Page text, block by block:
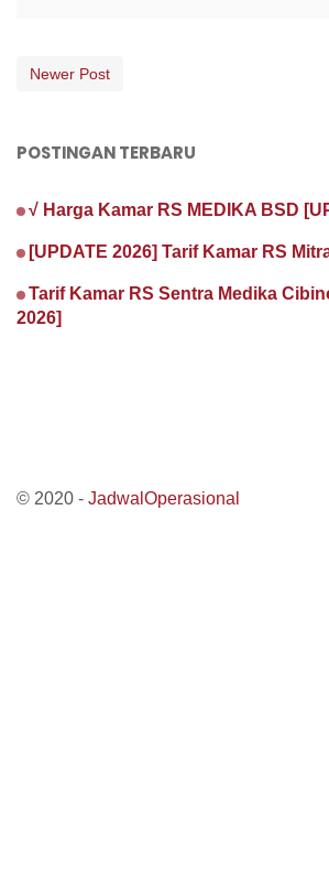
Newer Post
POSTINGAN TERBARU
√ Harga Kamar RS MEDIKA BSD
[UPDATE 2026] Tarif Kamar RS
Tarif Kamar RS Sentra Medika
2026]
© 2020 - JadwalOperasional